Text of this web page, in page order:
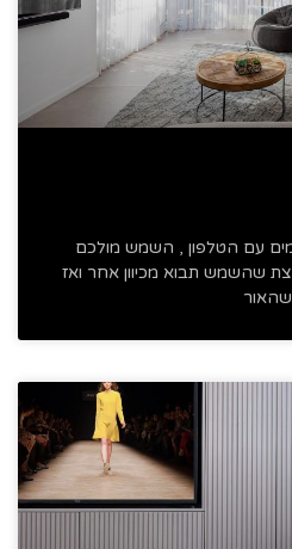
עם הטלפון , השמש מולכם
שהשמש תבוא מכיוון אחר ואז
שהאור